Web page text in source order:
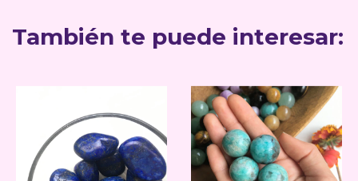
También te puede interesar: